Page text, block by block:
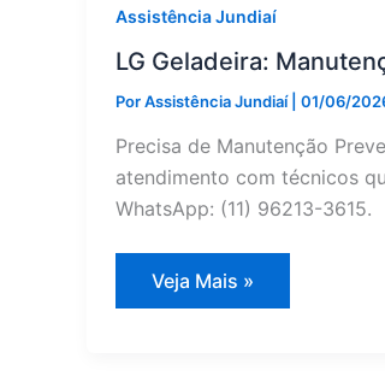
Jundiaí
Assistência Jundiaí
LG Geladeira:
PorAssistência Jundiaí 01/06/
Precisa de Manutenção
atendimento com técnicos
WhatsApp: (11) 96213-3615.
LG
Geladeira:
Veja Mais »